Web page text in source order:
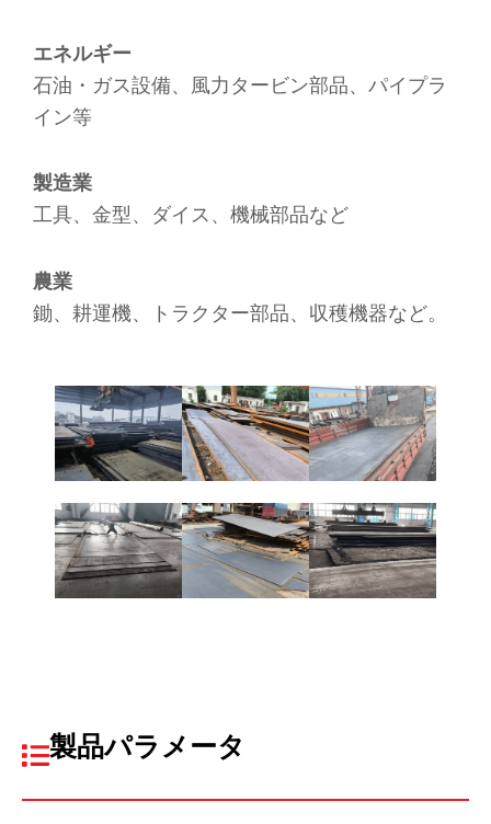
エネルギー
石油・ガス設備、風力タービン部品、パイプラ
イン等
製造業
工具、金型、ダイス、機械部品など
農業
鋤、耕運機、トラクター部品、収穫機器など。
製品パラメータ